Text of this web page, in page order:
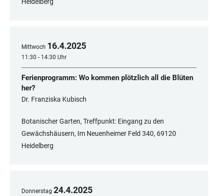
Mittwoch 16.4.2025
11:30 - 14:30 Uhr
Ferienprogramm: Wo kommen plötzlich all die Blüten
her?
Dr. Franziska Kubisch
Botanischer Garten, Treffpunkt: Eingang zu den
Gewächshäusern, Im Neuenheimer Feld 340, 69120
Heidelberg
Donnerstag 24.4.2025